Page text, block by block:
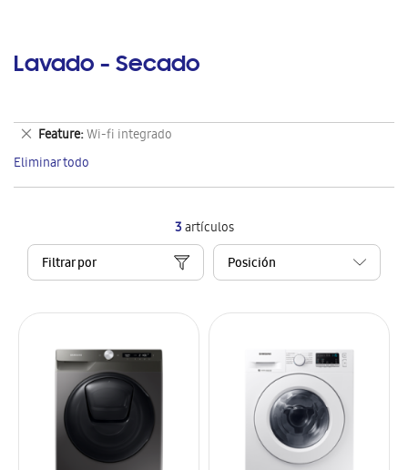
Lavado - Secado
3artículos
Filtrar por
Feature Wi-fi integrado
Eliminar
este
artículo
Eliminar todo